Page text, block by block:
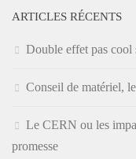
ARTICLES RÉCENTS
Double effet pas
Conseil de matériel,
Le CERN ou les
promesse